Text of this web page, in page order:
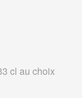
cl au choix